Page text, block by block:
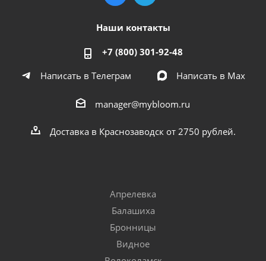
Наши контакты
+7 (800) 301-92-48
Написать в Телеграм
Написать в Мах
manager@mybloom.ru
Доставка в Краснозаводск от 2750 рублей.
Апрелевка
Балашиха
Бронницы
Видное